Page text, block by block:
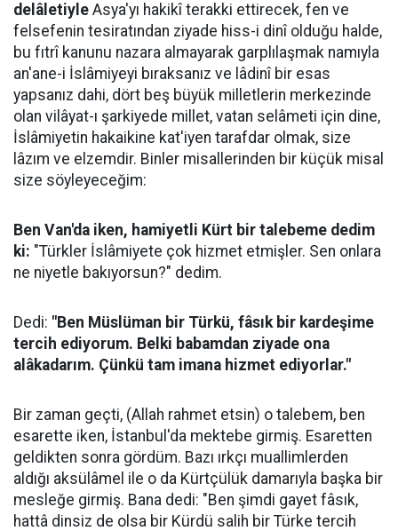
delâletiyle Asya'yı hakikî terakki ettirecek, fen ve
felsefenin tesiratından ziyade hiss-i dinî olduğu halde,
bu fıtrî kanunu nazara almayarak garplılaşmak namıyla
an'ane-i İslâmiyeyi bıraksanız ve lâdinî bir esas
yapsanız dahi, dört beş büyük milletlerin merkezinde
olan vilâyat-ı şarkiyede millet, vatan selâmeti için dine,
İslâmiyetin hakaikine kat'iyen tarafdar olmak, size
lâzım ve elzemdir. Binler misallerinden bir küçük misal
size söyleyeceğim:
Ben Van'da iken, hamiyetli Kürt bir talebeme dedim
ki: "Türkler İslâmiyete çok hizmet etmişler. Sen onlara
ne niyetle bakıyorsun?" dedim.
Dedi: "Ben Müslüman bir Türkü, fâsık bir kardeşime
tercih ediyorum. Belki babamdan ziyade ona
alâkadarım. Çünkü tam imana hizmet ediyorlar."
Bir zaman geçti, (Allah rahmet etsin) o talebem, ben
esarette iken, İstanbul'da mektebe girmiş. Esaretten
geldikten sonra gördüm. Bazı ırkçı muallimlerden
aldığı aksülâmel ile o da Kürtçülük damarıyla başka bir
mesleğe girmiş. Bana dedi: "Ben şimdi gayet fâsık,
hattâ dinsiz de olsa bir Kürdü salih bir Türke tercih